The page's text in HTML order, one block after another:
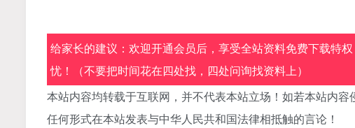
给家长的建议：欢迎开通会员后，享受全站资料免费下载特
忧！（不要把时间花在四处找，四处问询找资料上）
本站内容均转载于互联网，并不代表本站立场！如若本站内
任何形式在本站发表与中华人民共和国法律相抵触的言论！